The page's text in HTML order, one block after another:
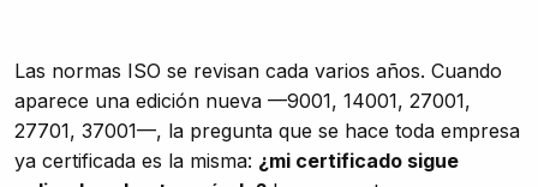
Las normas ISO se revisan cada varios años. Cuando
aparece una edición nueva —9001, 14001, 27001,
27701, 37001—, la pregunta que se hace toda empresa
ya certificada es la misma: ¿mi certificado sigue